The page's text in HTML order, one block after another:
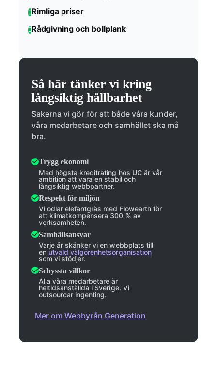
Rimliga priser
Rådgivning och bollplank
Så här tänker vi kring
långsiktig hållbarhet
Sakerna vi gör för att både våra kunder,
våra medarbetare och samhället ska må
bra.
Trygg ekonomi
Med högsta kreditrating hos UC är vår
ambition att vara en stabil och
långsiktig webbpartner.
Respekt för miljön
Vi odlar elefantgräs med Flowearth för
att klimatkompensera 300 % av
verksamheten.
Samhällsansvar
Varje år skänker vi en webbplats till
en utvald välgörenhetsorganisation
som vi stödjer.
Schyssta villkor
Alla våra medarbetare är
heltidsanställda i Sverige. Vi
outsourcar ingenting.
Mer om Webbyrån Generation